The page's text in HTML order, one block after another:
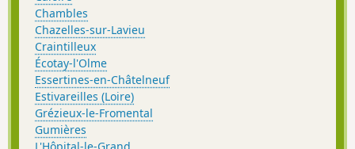
Chambles
Chazelles-sur-Lavieu
Craintilleux
Écotay-l'Olme
Essertines-en-Châtelneuf
Estivareilles (Loire)
Grézieux-le-Fromental
Gumières